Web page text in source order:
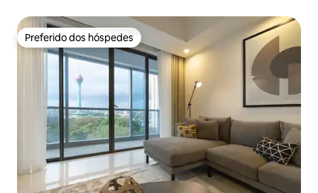
Preferido dos hóspedes
Preferido dos hóspedes